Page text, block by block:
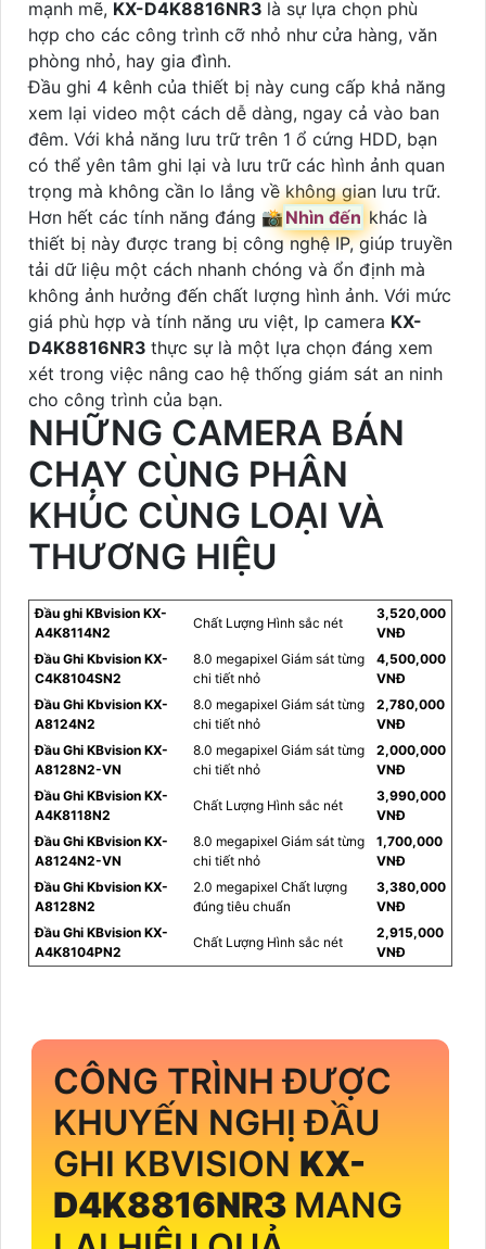
mạnh mẽ, KX-D4K8816NR3 là sự lựa chọn phù
hợp cho các công trình cỡ nhỏ như cửa hàng, văn
phòng nhỏ, hay gia đình.
Đầu ghi 4 kênh của thiết bị này cung cấp khả năng
xem lại video một cách dễ dàng, ngay cả vào ban
đêm. Với khả năng lưu trữ trên 1 ổ cứng HDD, bạn
có thể yên tâm ghi lại và lưu trữ các hình ảnh quan
trọng mà không cần lo lắng về không gian lưu trữ.
Hơn hết các tính năng đáng 📸 Nhìn đến khác là
thiết bị này được trang bị công nghệ IP, giúp truyền
tải dữ liệu một cách nhanh chóng và ổn định mà
không ảnh hưởng đến chất lượng hình ảnh. Với mức
giá phù hợp và tính năng ưu việt, Ip camera KX-
D4K8816NR3 thực sự là một lựa chọn đáng xem
xét trong việc nâng cao hệ thống giám sát an ninh
cho công trình của bạn.
NHỮNG CAMERA BÁN
CHẠY CÙNG PHÂN
KHÚC CÙNG LOẠI VÀ
THƯƠNG HIỆU
Đầu ghi KBvision KX-
A4K8114N2
Chất Lượng Hình sắc nét
3,520,000
VNĐ
Đầu Ghi Kbvision KX-
C4K8104SN2
8.0 megapixel Giám sát từng
chi tiết nhỏ
4,500,000
VNĐ
Đầu Ghi Kbvision KX-
A8124N2
8.0 megapixel Giám sát từng
chi tiết nhỏ
2,780,000
VNĐ
Đầu Ghi KBvision KX-
A8128N2-VN
8.0 megapixel Giám sát từng
chi tiết nhỏ
2,000,000
VNĐ
Đầu Ghi KBvision KX-
A4K8118N2
Chất Lượng Hình sắc nét
3,990,000
VNĐ
Đầu Ghi KBvision KX-
A8124N2-VN
8.0 megapixel Giám sát từng
chi tiết nhỏ
1,700,000
VNĐ
Đầu Ghi Kbvision KX-
A8128N2
2.0 megapixel Chất lượng
đúng tiêu chuẩn
3,380,000
VNĐ
Đầu Ghi KBvision KX-
A4K8104PN2
Chất Lượng Hình sắc nét
2,915,000
VNĐ
CÔNG TRÌNH ĐƯỢC
KHUYẾN NGHỊ ĐẦU
GHI KBVISION KX-
D4K8816NR3 MANG